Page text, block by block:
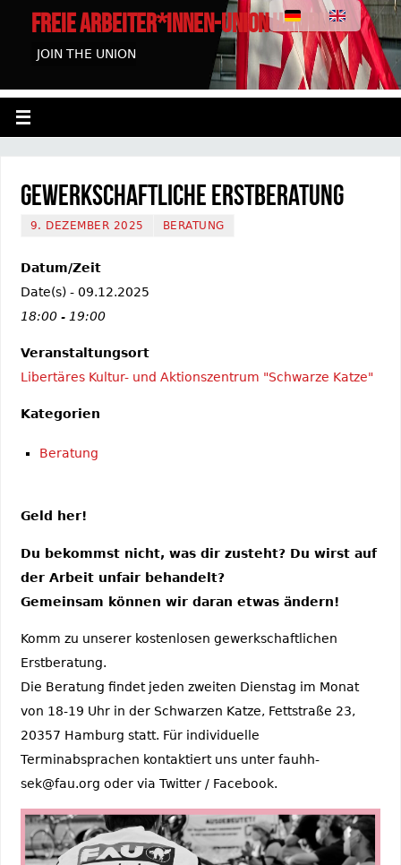
FREIE ARBEITER*INNEN-UNION HAMBURG
JOIN THE UNION
Gewerkschaftliche Erstberatung
9. DEZEMBER 2025 BERATUNG
Datum/Zeit
Date(s) - 09.12.2025
18:00 - 19:00
Veranstaltungsort
Libertäres Kultur- und Aktionszentrum "Schwarze Katze"
Kategorien
Beratung
Geld her!
Du bekommst nicht, was dir zusteht? Du wirst auf
der Arbeit unfair behandelt?
Gemeinsam können wir daran etwas ändern!
Komm zu unserer kostenlosen gewerkschaftlichen
Erstberatung.
Die Beratung findet jeden zweiten Dienstag im Monat
von 18-19 Uhr in der Schwarzen Katze, Fettstraße 23,
20357 Hamburg statt. Für individuelle
Terminabsprachen kontaktiert uns unter fauhh-
sek@fau.org oder via Twitter / Facebook.